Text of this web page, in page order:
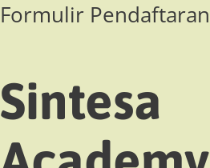
Formulir Pendaftaran
Sintesa